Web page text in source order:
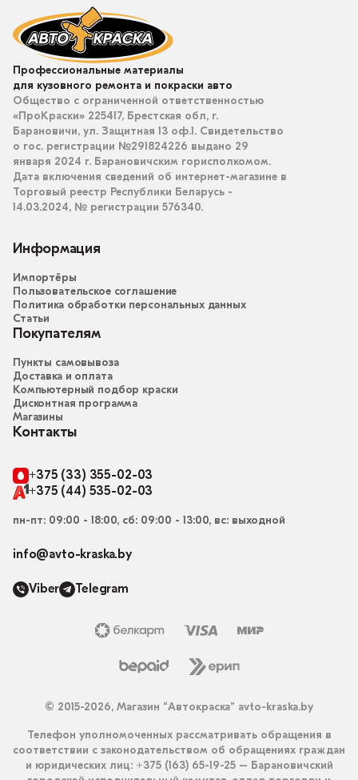
Профессиональные материалы
для кузовного ремонта и покраски авто
Общество с ограниченной ответственностью
«ПроКраски» 225417, Брестская обл, г.
Барановичи, ул. Защитная 13 оф.1. Свидетельство
о гос. регистрации №291824226 выдано 29
января 2024 г. Барановичским горисполкомом.
Дата включения сведений об интернет-магазине в
Торговый реестр Республики Беларусь -
14.03.2024, № регистрации 576340.
Информация
Импортёры
Пользовательское соглашение
Политика обработки персональных данных
Статьи
Покупателям
Пункты самовывоза
Доставка и оплата
Компьютерный подбор краски
Дисконтная программа
Магазины
Контакты
+375 (33) 355-02-03
+375 (44) 535-02-03
пн-пт: 09:00 - 18:00, сб: 09:00 - 13:00, вс: выходной
info@avto-kraska.by
Viber Telegram
© 2015-2026, Магазин “Автокраска” avto-kraska.by
Телефон уполномоченных рассматривать обращения в
соответствии с законодательством об обращениях граждан
и юридических лиц: +375 (163) 65-19-25 – Барановичский